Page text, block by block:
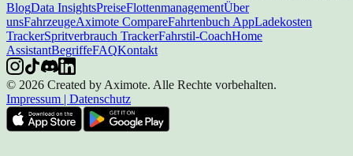
BlogData InsightsPreiseFlottenmanagementÜber
unsFahrzeugeAximote CompareFahrtenbuch AppLadekosten
TrackerSpritverbrauch TrackerFahrstil-CoachHome
AssistantBegriffeFAQKontakt
© 2026 Created by Aximote. Alle Rechte vorbehalten.
Impressum | Datenschutz